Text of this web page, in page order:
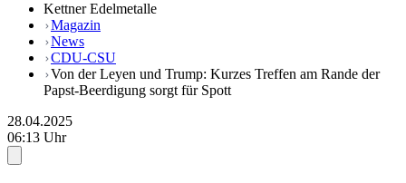
Kettner Edelmetalle
Magazin
News
CDU-CSU
Von der Leyen und Trump: Kurzes Treffen am Rande der
Papst-Beerdigung sorgt für Spott
28.04.2025
06:13 Uhr